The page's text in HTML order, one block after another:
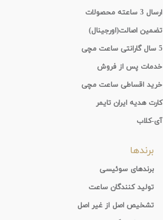
ارسال 3 ساعته محصولات
تضمین اصالت(اورجینال)
5 سال گارانتی ساعت مچی
خدمات پس از فروش
خرید اقساطی ساعت مچی
کارت هدیه ایران تایمر
آی-کلاب
برندها
برندهای سوئیسی
تولید کنندگان ساعت
تشخیص اصل از غیر اصل